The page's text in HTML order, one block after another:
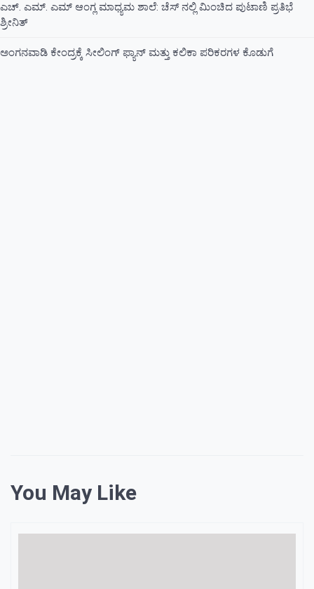
ಎಚ್. ಎಮ್. ಎಮ್ ಆಂಗ್ಲ ಮಾಧ್ಯಮ ಶಾಲೆ: ಚೆಸ್ ನಲ್ಲಿ ಮಿಂಚಿದ ಪುಟಾಣಿ ಪ್ರತಿಭೆ
ಶ್ರೀನಿತ್
ಅಂಗನವಾಡಿ ಕೇಂದ್ರಕ್ಕೆ ಸೀಲಿಂಗ್ ಫ್ಯಾನ್ ಮತ್ತು ಕಲಿಕಾ ಪರಿಕರಗಳ ಕೊಡುಗೆ
You May Like